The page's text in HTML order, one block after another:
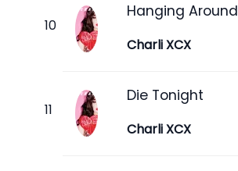
Hanging Around
Charli XCX
Die Tonight
Charli XCX